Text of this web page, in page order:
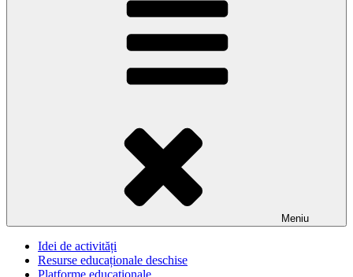
Meniu
Idei de activități
Resurse educaționale deschise
Platforme educaționale